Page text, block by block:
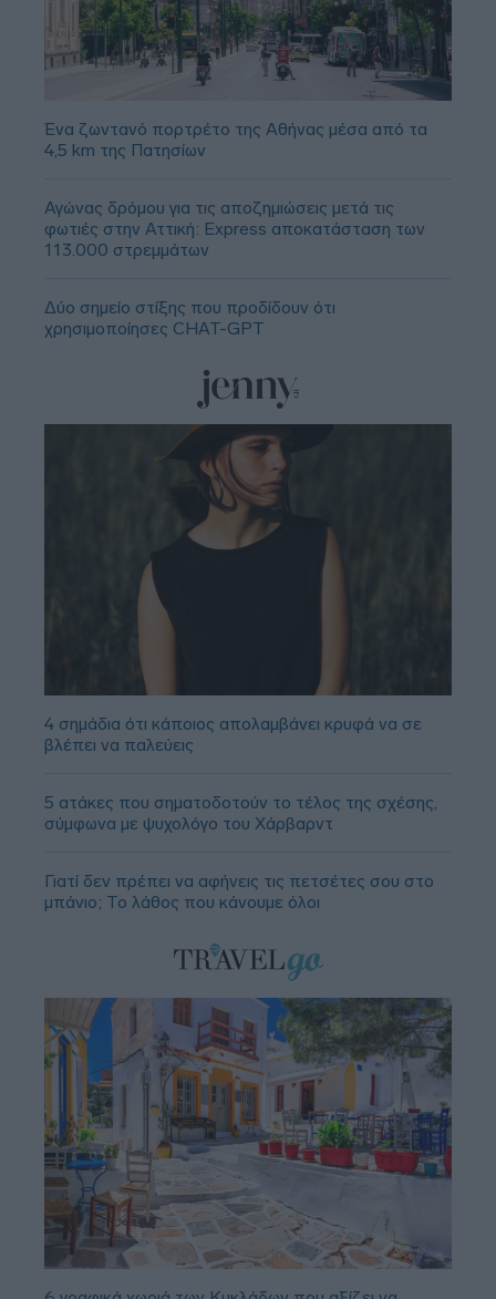
Ένα ζωντανό πορτρέτο της Αθήνας μέσα από τα
4,5 km της Πατησίων
Αγώνας δρόμου για τις αποζημιώσεις μετά τις
φωτιές στην Αττική: Express αποκατάσταση των
113.000 στρεμμάτων
Δύο σημείο στίξης που προδίδουν ότι
χρησιμοποίησες CHAT-GPT
4 σημάδια ότι κάποιος απολαμβάνει κρυφά να σε
βλέπει να παλεύεις
5 ατάκες που σηματοδοτούν το τέλος της σχέσης,
σύμφωνα με ψυχολόγο του Χάρβαρντ
Γιατί δεν πρέπει να αφήνεις τις πετσέτες σου στο
μπάνιο; Το λάθος που κάνουμε όλοι